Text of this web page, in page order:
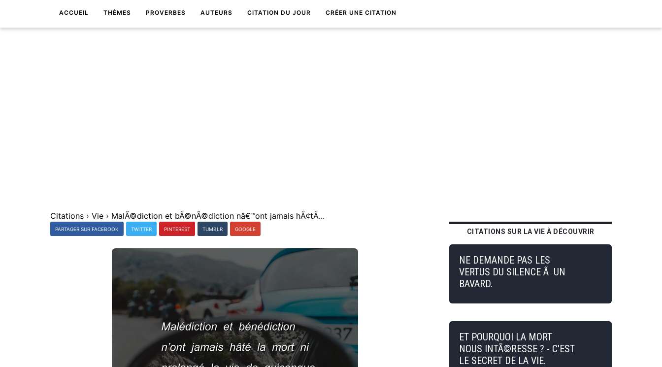
ACCUEIL THÈMES PROVERBES AUTEURS CITATION DU JOUR CRÉER UNE CITATION
Citations › Vie › MalÃ©diction et bÃ©nÃ©diction nâ€™ont jamais hÃ¢tÃ© la mort ni prolongÃ© la vie de quiconque.
PARTAGER SUR FACEBOOK TWITTER PINTEREST TUMBLR GOOGLE CITATIONS SUR LA VIE À DÉCOUVRIR
NE DEMANDE PAS LES
VERTUS DU SILENCE Ã UN
BAVARD.
ET POURQUOI LA MORT
NOUS INTÃ©RESSE ? - C'EST
LE SECRET DE LA VIE.